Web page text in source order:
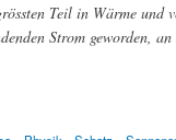
Teil in Wärme und
Strom geworden,